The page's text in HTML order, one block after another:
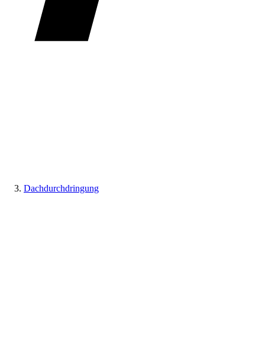
Dachdurchdringung